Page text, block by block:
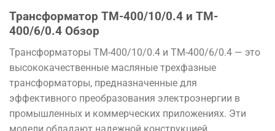
Трансформатор TM-400/10/0.4 и TM-
400/6/0.4 Обзор
Трансформаторы TM-400/10/0.4 и TM-400/6/0.4 — это
высококачественные масляные трехфазные
трансформаторы, предназначенные для
эффективного преобразования электроэнергии в
промышленных и коммерческих приложениях. Эти